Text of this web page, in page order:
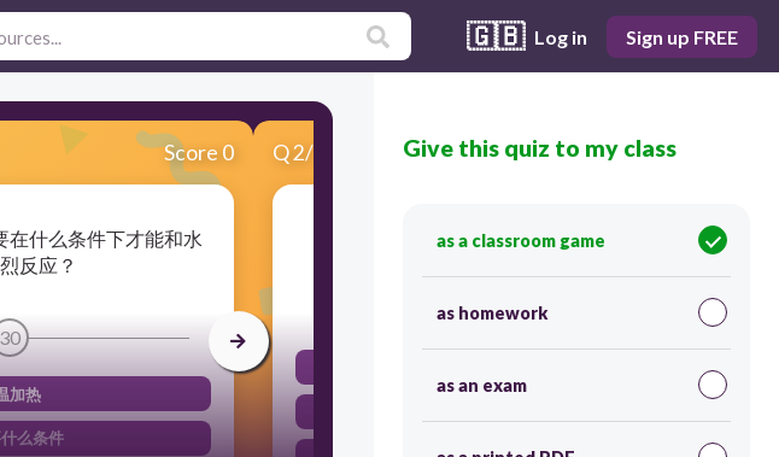
🇬🇧 Log in Sign up FREE
Score 0
在什么条件下才能和水
反应？
30
加热
么条件
Q2/3 Score 0
实验表明：
30
Give this quiz to my class
as a classroom game
as homework
as an exam